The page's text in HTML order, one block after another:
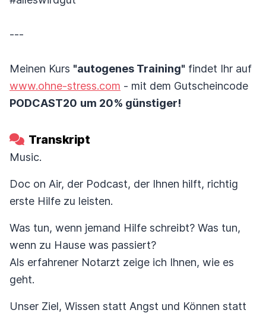
---
Meinen Kurs "autogenes Training" findet Ihr auf
www.ohne-stress.com - mit dem Gutscheincode
PODCAST20 um 20% günstiger!
Transkript
Music.
Doc on Air, der Podcast, der Ihnen hilft, richtig
erste Hilfe zu leisten.
Was tun, wenn jemand Hilfe schreibt? Was tun,
wenn zu Hause was passiert?
Als erfahrener Notarzt zeige ich Ihnen, wie es
geht.
Unser Ziel, Wissen statt Angst und Können statt